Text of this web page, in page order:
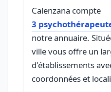
Calenzana compte
3
notre annuaire.
ville vous offre un
d'établissements
coordonnées et